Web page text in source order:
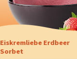
Eiskremliebe Erdbeer
Sorbet